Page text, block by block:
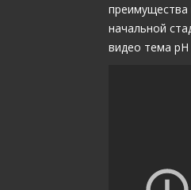
преимущества
начальной
видео тема pH